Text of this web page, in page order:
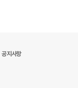
공지사항